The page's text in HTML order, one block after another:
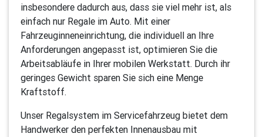
insbesondere dadurch aus, dass sie viel mehr ist, als
einfach nur Regale im Auto. Mit einer
Fahrzeuginneneinrichtung, die individuell an Ihre
Anforderungen angepasst ist, optimieren Sie die
Arbeitsabläufe in Ihrer mobilen Werkstatt. Durch ihr
geringes Gewicht sparen Sie sich eine Menge
Kraftstoff.
Unser Regalsystem im Servicefahrzeug bietet dem
Handwerker den perfekten Innenausbau mit